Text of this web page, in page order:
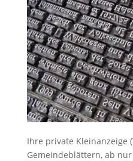
Ihre private Kleinanzeige
Gemeindeblättern, ab nur